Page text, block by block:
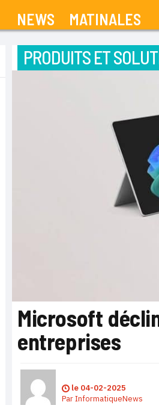
NEWS MATINALES
PRODUITS ET
Microsoft
entreprises
le 04-02-2025
ParInformatiqueNews